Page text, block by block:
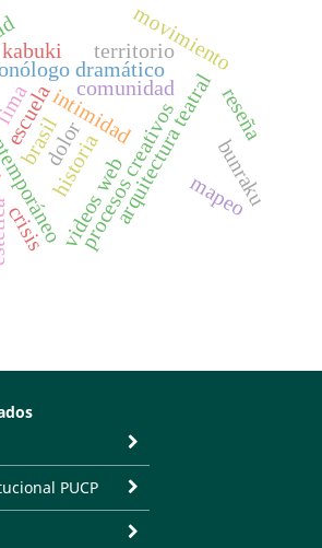
dramático
dolor
intimidad
comunidad
procesos creativos
historia
brasil
territorio
movimiento
mapeo
reseña
videos web
escuela arquitectura teatralbunraku
kabuki
crisis
PUCP